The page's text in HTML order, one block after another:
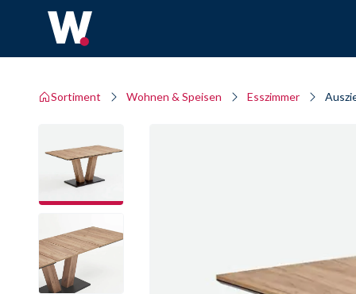
Sortiment Wohnen & Speisen Esszimmer